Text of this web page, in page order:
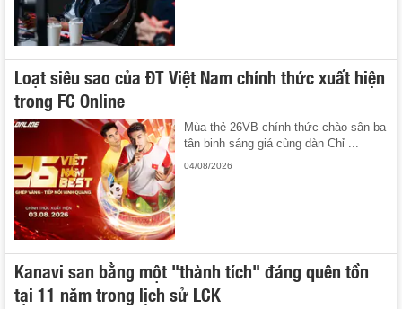
Loạt siêu sao của ĐT Việt Nam chính thức xuất hiện
trong FC Online
Mùa thẻ 26VB chính thức chào sân ba
tân binh sáng giá cùng dàn Chỉ ...
04/08/2026
Kanavi san bằng một "thành tích" đáng quên tồn
tại 11 năm trong lịch sử LCK